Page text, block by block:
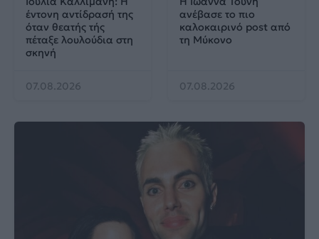
έντονη αντίδρασή της
όταν θεατής τής
πέταξε λουλούδια στη
σκηνή
07.08.2026
ανέβασε το πιο
καλοκαιρινό post από
τη Μύκονο
07.08.2026